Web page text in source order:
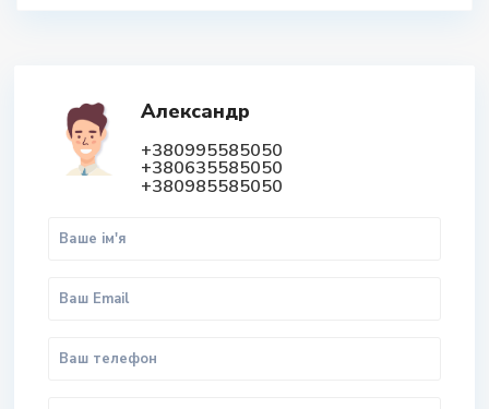
Александр
+380995585050
+380635585050
+380985585050